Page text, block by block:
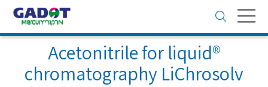
Toggle
navigation
®Acetonitrile for liquid
chromatography LiChrosolv